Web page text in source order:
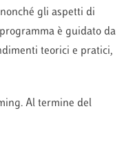
gli aspetti di
è guidato da
teorici e pratici,
Al termine del